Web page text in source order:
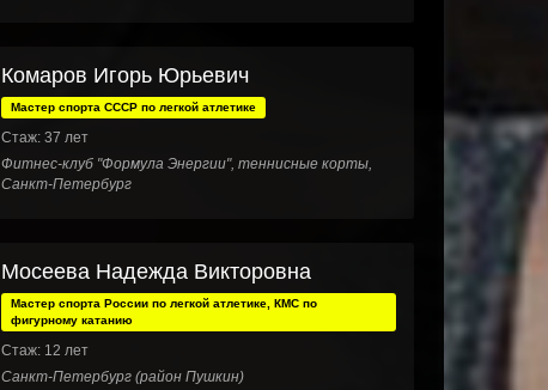
Комаров Игорь Юрьевич
Мастер спорта СССР по легкой атлетике
Стаж: 37 лет
Фитнес-клуб "Формула Энергии", теннисные корты,
Санкт-Петербург
Мосеева Надежда Викторовна
Мастер спорта России по легкой атлетике, КМС по
фигурному катанию
Стаж: 12 лет
Санкт-Петербург (район Пушкин)